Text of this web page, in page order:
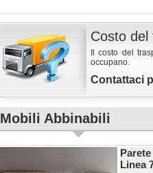
Costo
Il costo del
occupano.
Contattaci
Mobili Abbinabili
Linea